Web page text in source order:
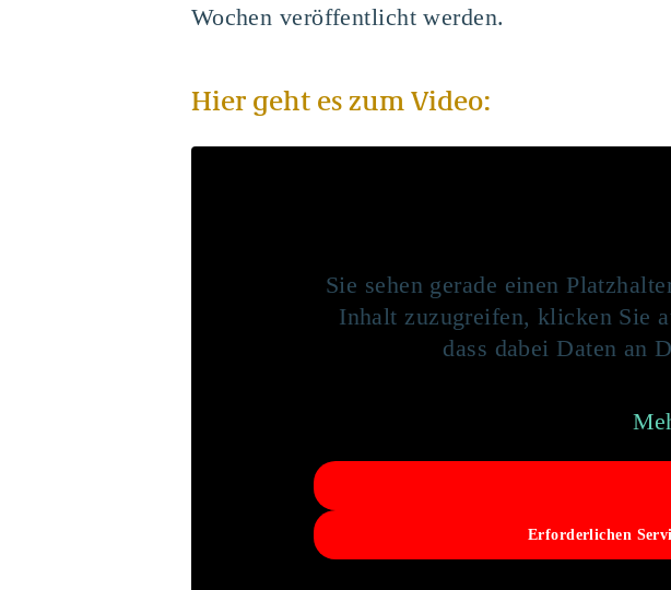
Wochen veröffentlicht werden.
Hier geht es zum Video:
Sie sehen gerade einen
Inhalt zuzugreifen, klicken Sie
dass dabei Daten an
Erforderlichen